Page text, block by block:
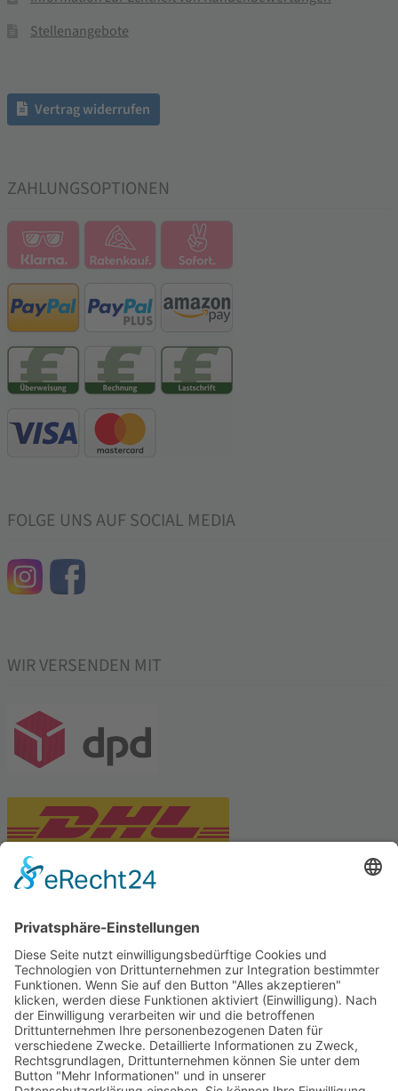
Stellenangebote
Vertrag widerrufen
ZAHLUNGSOPTIONEN
FOLGE UNS AUF SOCIAL MEDIA
WIR VERSENDEN MIT
Tekal – Textile Lebensqualität
Exklusive moderne & Orientteppiche
Feuerwerk XXL
Pyrotechnik online bestellen